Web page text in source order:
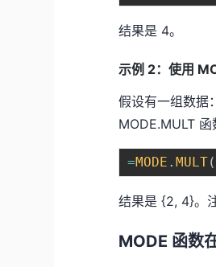
结果是 4。
示例 2：使用
假设有一组数据
MODE.MULT 函
=MODE .MULT(
结果是 {2, 4}。
MODE 函数